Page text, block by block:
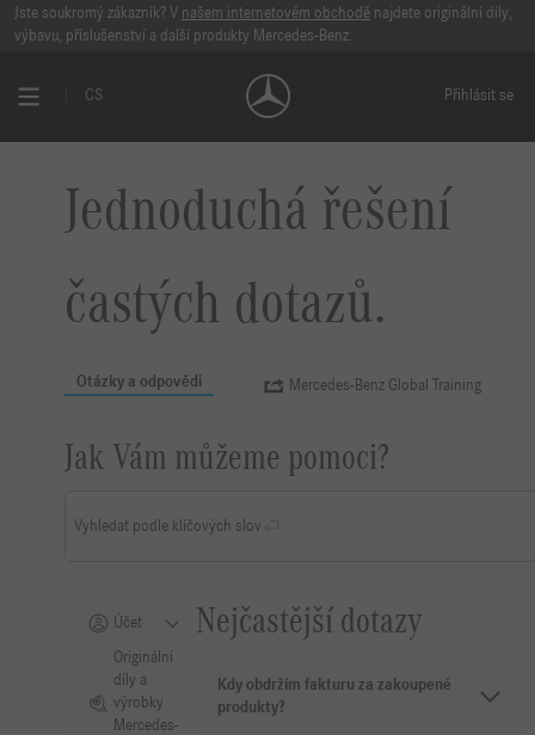
Jste soukromý zákazník? V našem internetovém obchodě najdete originální díly,
výbavu, příslušenství a další produkty Mercedes-Benz.
CS Přihlásit se
Jednoduchá řešení
častých dotazů.
Otázky a odpovědi Mercedes-Benz Global Training
Jak Vám můžeme pomoci?
Vyhledat podle klíčových slov
Účet
Originální
díly a
výrobky
Mercedes-
Nejčastější dotazy
Kdy obdržím fakturu za zakoupené
produkty?